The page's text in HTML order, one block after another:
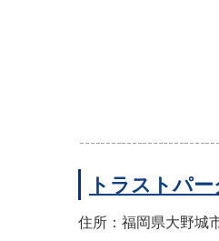
トラストパ
住所：福岡県大野城